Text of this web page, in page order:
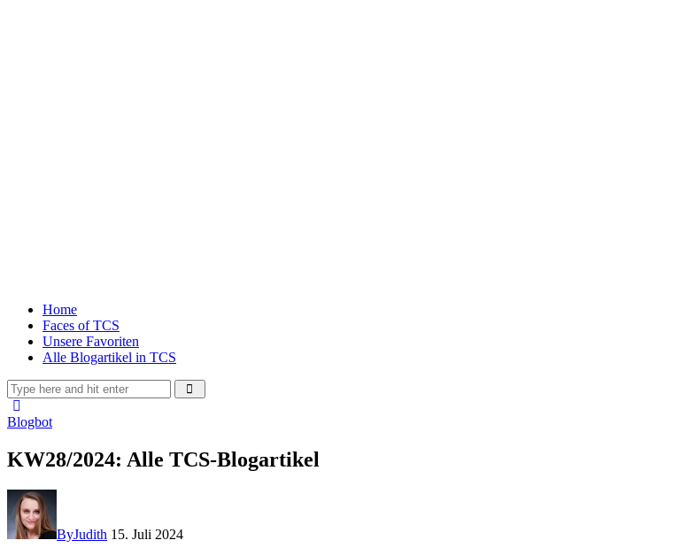
Home
Faces of TCS
Unsere Favoriten
Alle Blogartikel in TCS
Blogbot
KW28/2024: Alle TCS-Blogartikel
ByJudith 15. Juli 2024